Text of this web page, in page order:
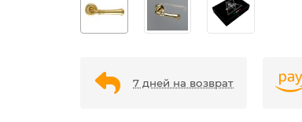
7 дней на возврат